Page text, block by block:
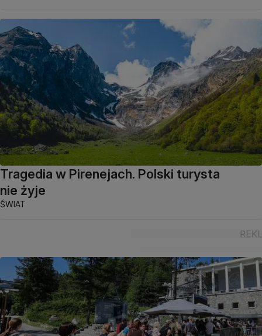
Tragedia w Pirenejach. Polski turysta
nie żyje
ŚWIAT